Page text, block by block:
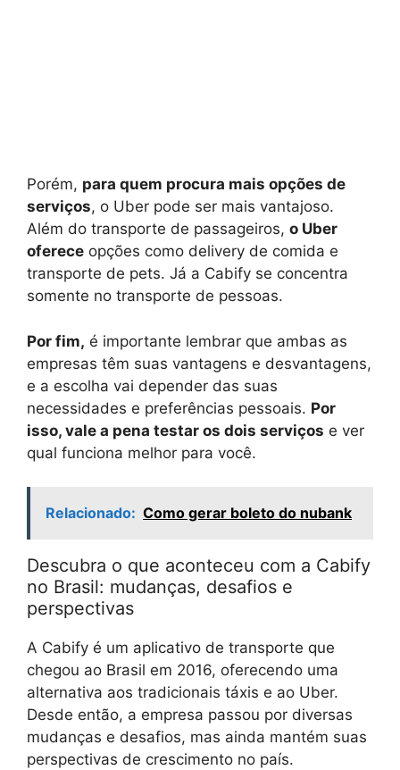
Porém, para quem procura mais opções de
serviços, o Uber pode ser mais vantajoso.
Além do transporte de passageiros, o Uber
oferece opções como delivery de comida e
transporte de pets. Já a Cabify se concentra
somente no transporte de pessoas.
Por fim, é importante lembrar que ambas as
empresas têm suas vantagens e desvantagens,
e a escolha vai depender das suas
necessidades e preferências pessoais. Por
isso, vale a pena testar os dois serviços e ver
qual funciona melhor para você.
Relacionado: Como gerar boleto do nubank
Descubra o que aconteceu com a Cabify
no Brasil: mudanças, desafios e
perspectivas
A Cabify é um aplicativo de transporte que
chegou ao Brasil em 2016, oferecendo uma
alternativa aos tradicionais táxis e ao Uber.
Desde então, a empresa passou por diversas
mudanças e desafios, mas ainda mantém suas
perspectivas de crescimento no país.